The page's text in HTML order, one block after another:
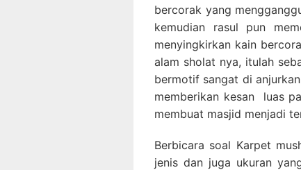
bercorak yang
kemudian rasul pun
menyingkirkan kain
alam sholat nya, itulah
bermotif sangat di
memberikan kesan luas
membuat masjid menjadi
Berbicara soal Karpet
jenis dan juga ukuran